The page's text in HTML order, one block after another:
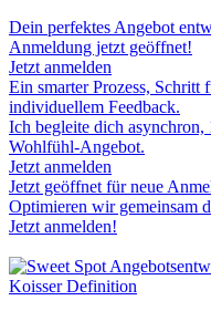
Dein perfektes Angebot
Anmeldung jetzt geöffnet!
Jetzt anmelden
Ein smarter Prozess, Schritt
individuellem Feedback.
Ich begleite dich
Wohlfühl-Angebot.
Jetzt anmelden
Jetzt geöffnet für neue
Optimieren wir gemeinsam
Jetzt anmelden!